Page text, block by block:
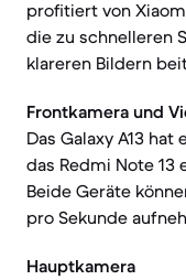
profitiert von
die zu schnelleren
klareren Bildern
Frontkamera und
Das Galaxy A13
das Redmi Note 13
Beide Geräte
pro Sekunde
Hauptkamera